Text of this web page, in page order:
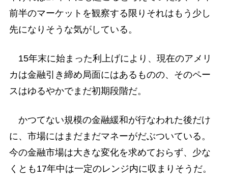
前半のマーケットを観察する限りそれはもう少し
先になりそうな気がしている。
15年末に始まった利上げにより、現在のアメリ
カは金融引き締め局面にはあるものの、そのペー
スはゆるやかでまだ初期段階だ。
かつてない規模の金融緩和が行なわれた後だけ
に、市場にはまだまだマネーがだぶついている。
今の金融市場は大きな変化を求めておらず、少な
くとも17年中は一定のレンジ内に収まりそうだ。